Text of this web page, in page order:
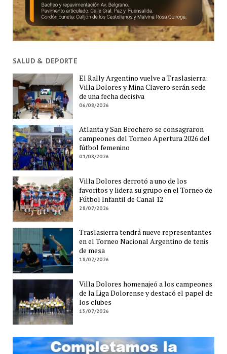
SALUD & DEPORTE
El Rally Argentino vuelve a Traslasierra:
Villa Dolores y Mina Clavero serán sede
de una fecha decisiva
06/08/2026
Atlanta y San Brochero se consagraron
campeones del Torneo Apertura 2026 del
fútbol femenino
01/08/2026
Villa Dolores derrotó a uno de los
favoritos y lidera su grupo en el Torneo de
Fútbol Infantil de Canal 12
28/07/2026
Traslasierra tendrá nueve representantes
en el Torneo Nacional Argentino de tenis
de mesa
18/07/2026
Villa Dolores homenajeó a los campeones
de la Liga Dolorense y destacó el papel de
los clubes
15/07/2026